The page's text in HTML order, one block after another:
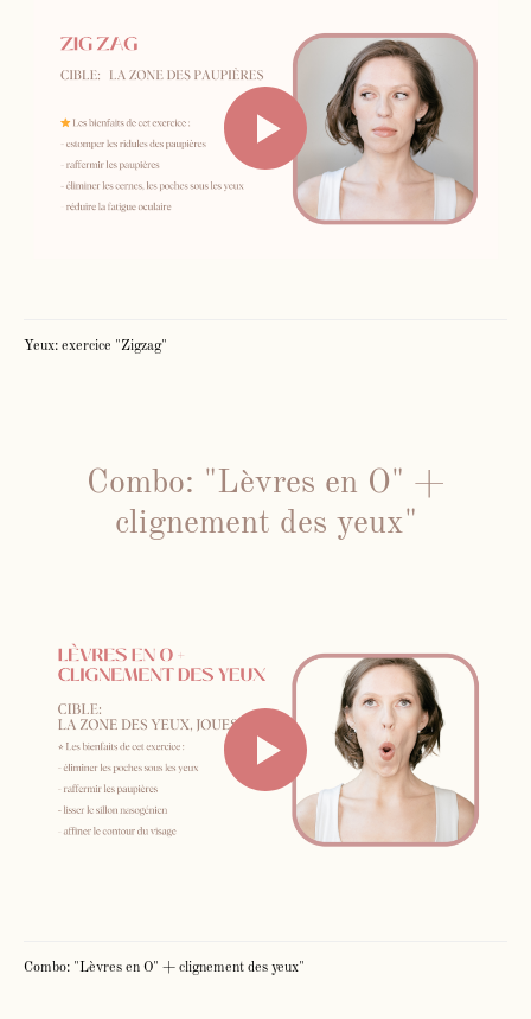
Yeux: exercice "Zigzag"
Combo: "Lèvres en O" +
clignement des yeux"
Combo: "Lèvres en O" + clignement des yeux"
Me contacter par WhatsApp
Mes cours en présentiel et / ou